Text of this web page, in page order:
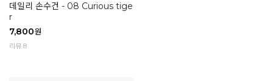
데일리 손수건 - 08 Curious tige
r
7,800원
리뷰 8